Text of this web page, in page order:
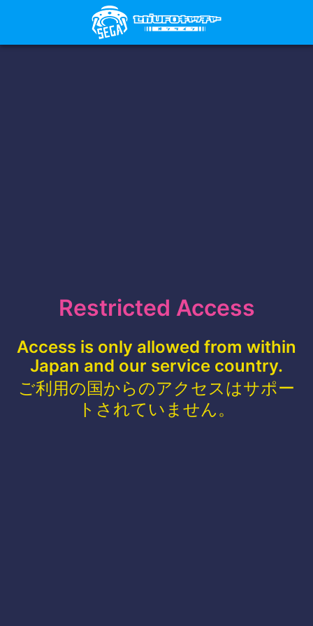
Restricted Access
Access is only allowed from within
Japan and our service country.
ご利用の国からのアクセスはサポー
トされていません。